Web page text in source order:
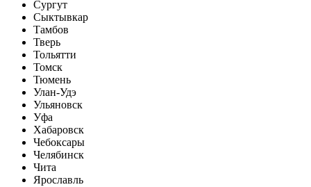
Сургут
Сыктывкар
Тамбов
Тверь
Тольятти
Томск
Тюмень
Улан-Удэ
Ульяновск
Уфа
Хабаровск
Чебоксары
Челябинск
Чита
Ярославль